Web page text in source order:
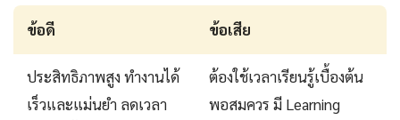
ข้อดี ข้อเสีย
ประสิทธิภาพสูง ทำงานได้
เร็วและแม่นยำ ลดเวลา
ต้องใช้เวลาเรียนรู้เบื้องต้น
พอสมควร มี Learning